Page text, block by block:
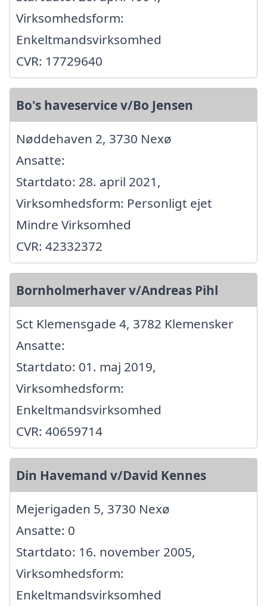
Virksomhedsform:
Enkeltmandsvirksomhed
CVR: 17729640
Bo's haveservice v/Bo Jensen
Nøddehaven 2, 3730 Nexø
Ansatte:
Startdato: 28. april 2021,
Virksomhedsform: Personligt ejet
Mindre Virksomhed
CVR: 42332372
Bornholmerhaver v/Andreas Pihl
Sct Klemensgade 4, 3782 Klemensker
Ansatte:
Startdato: 01. maj 2019,
Virksomhedsform:
Enkeltmandsvirksomhed
CVR: 40659714
Din Havemand v/David Kennes
Mejerigaden 5, 3730 Nexø
Ansatte: 0
Startdato: 16. november 2005,
Virksomhedsform:
Enkeltmandsvirksomhed